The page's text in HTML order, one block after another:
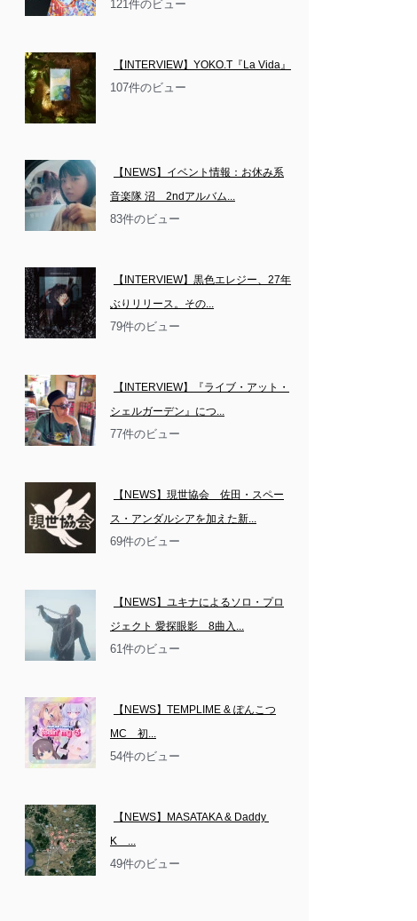
121件のビュー
【INTERVIEW】YOKO.T『La Vida』
107件のビュー
【NEWS】イベント情報：お休み系
音楽隊 沼　2ndアルバム...
83件のビュー
【INTERVIEW】黒色エレジー、27年
ぶりリリース。その...
79件のビュー
【INTERVIEW】『ライブ・アット・
シェルガーデン』につ...
77件のビュー
【NEWS】現世協会　佐田・スペー
ス・アンダルシアを加えた新...
69件のビュー
【NEWS】ユキナによるソロ・プロ
ジェクト 愛探眼影　8曲入...
61件のビュー
【NEWS】TEMPLIME & ぽんこつ
MC　初...
54件のビュー
【NEWS】MASATAKA & Daddy
K　...
49件のビュー